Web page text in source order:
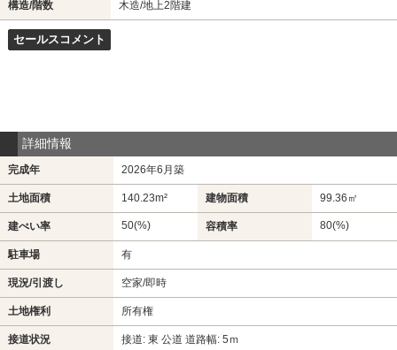
構造/階数 木造/地上2階建
セールスコメント
詳細情報
完成年 2026年6月築
土地面積 140.23m² 建物面積 99.36㎡
建ぺい率 50(%) 容積率 80(%)
駐車場 有
現況/引渡し 空家/即時
土地権利 所有権
接道状況 接道: 東 公道 道路幅: 5ｍ